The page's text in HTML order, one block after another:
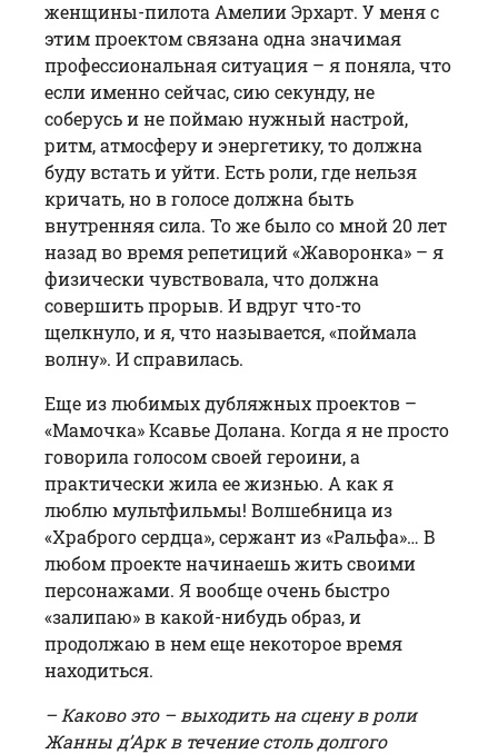
женщины-пилота Амелии Эрхарт. У меня с
этим проектом связана одна значимая
профессиональная ситуация – я поняла, что
если именно сейчас, сию секунду, не
соберусь и не поймаю нужный настрой,
ритм, атмосферу и энергетику, то должна
буду встать и уйти. Есть роли, где нельзя
кричать, но в голосе должна быть
внутренняя сила. То же было со мной 20 лет
назад во время репетиций «Жаворонка» – я
физически чувствовала, что должна
совершить прорыв. И вдруг что-то
щелкнуло, и я, что называется, «поймала
волну». И справилась.
Еще из любимых дубляжных проектов –
«Мамочка» Ксавье Долана. Когда я не просто
говорила голосом своей героини, а
практически жила ее жизнью. А как я
люблю мультфильмы! Волшебница из
«Храброго сердца», сержант из «Ральфа»… В
любом проекте начинаешь жить своими
персонажами. Я вообще очень быстро
«залипаю» в какой-нибудь образ, и
продолжаю в нем еще некоторое время
находиться.
– Каково это – выходить на сцену в роли
Жанны д’Арк в течение столь долгого